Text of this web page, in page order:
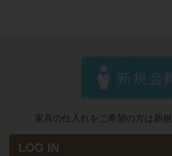
家具の仕入れをご希望の方は新
LOG IN